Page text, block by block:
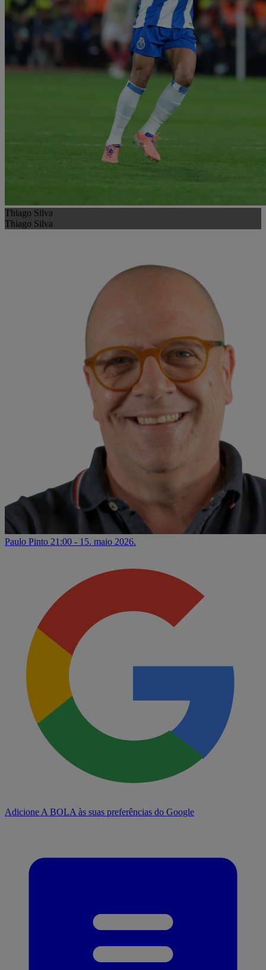
Thiago Silva
Thiago Silva
Paulo Pinto 21:00 - 15. maio 2026.
Adicione A BOLA às suas preferências do Google